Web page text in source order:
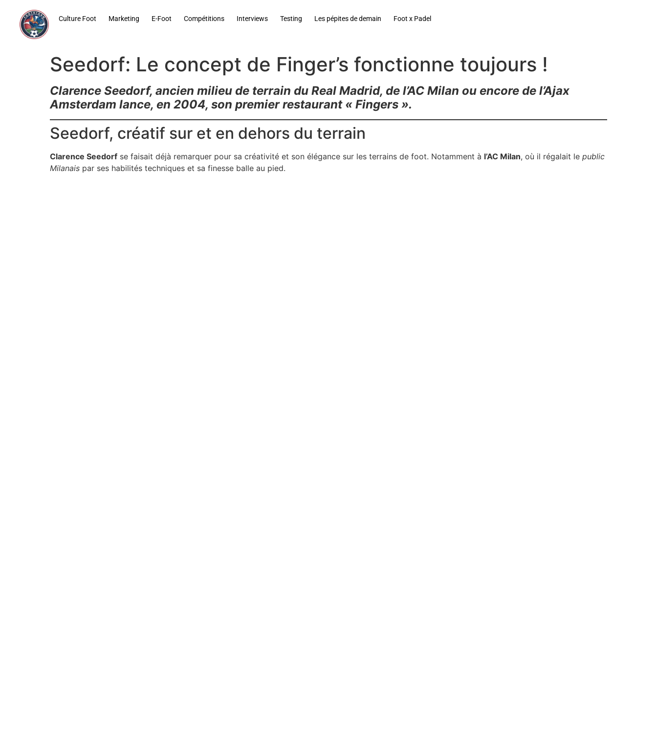
principal
Culture Foot Marketing E-Foot Compétitions Interviews Testing Les pépites de demain Foot x Padel
Seedorf: Le concept de Finger’s fonctionne toujours !
Clarence Seedorf, ancien milieu de terrain du Real Madrid, de l’AC Milan ou encore de l’Ajax
Amsterdam lance, en 2004, son premier restaurant « Fingers ».
Seedorf, créatif sur et en dehors du terrain
Clarence Seedorf se faisait déjà remarquer pour sa créativité et son élégance sur les terrains de foot. Notamment à l’AC Milan, où il régalait le public
Milanais par ses habilités techniques et sa finesse balle au pied.